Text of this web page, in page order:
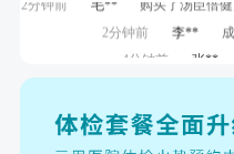
2分钟前 李**
4分钟前 张**
4分钟前
潘*
购
购
6分钟前
张**